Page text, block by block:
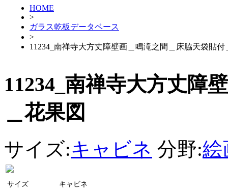
HOME
>
ガラス乾板データベース
>
11234_南禅寺大方丈障壁画＿鳴滝之間＿床脇天袋貼付
11234_南禅寺大方丈障
＿花果図
サイズ:キャビネ 分野:絵
サイズ
キャビネ